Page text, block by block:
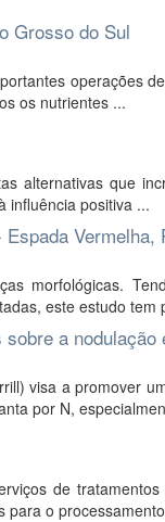
Grosso do Sul
operações
os nutrientes ...
alternativas que
influência positiva ...
Vermelha,
morfológicas.
este estudo tem
a nodulação
visa a promover
por N,
de
para o